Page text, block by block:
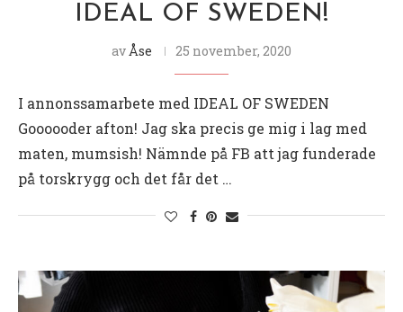
IDEAL OF SWEDEN!
av Åse 25 november, 2020
I annonssamarbete med IDEAL OF SWEDEN
Goooooder afton! Jag ska precis ge mig i lag med
maten, mumsish! Nämnde på FB att jag funderade
på torskrygg och det får det …